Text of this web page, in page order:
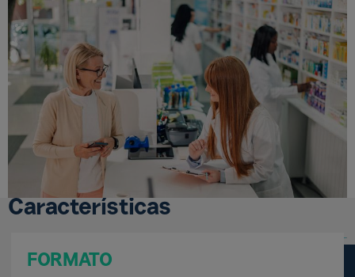
Características
FORMATO